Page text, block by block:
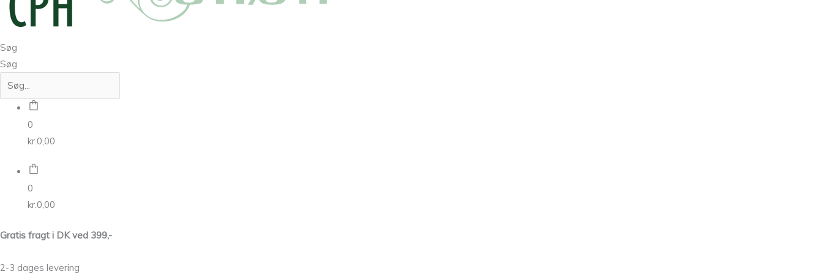
Søg
Søg
0
kr.0,00
0
kr.0,00
Gratis fragt i DK ved 399,-
2-3 dages levering